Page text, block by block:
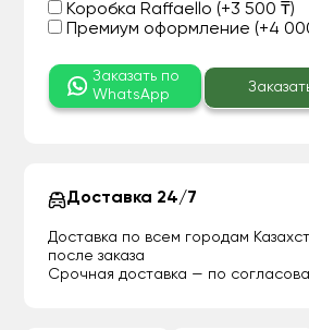
Коробка Raffaello (+3 500 ₸)
Премиум оформление (+4
Заказать по
WhatsApp
Доставка 24/7
Доставка по всем городам
после заказа
Срочная доставка — по